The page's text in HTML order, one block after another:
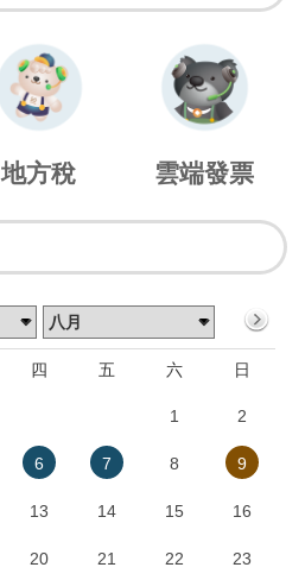
地方稅 雲端發票
四 五 六 日
1 2
6 7 8 9
13 14 15 16
20 21 22 23